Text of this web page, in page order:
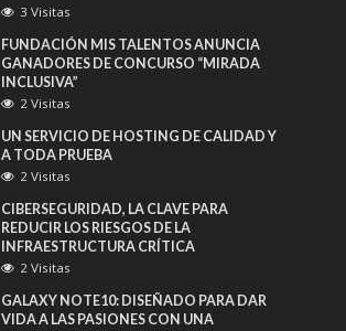
3 Visitas
FUNDACIÓN MIS TALENTOS ANUNCIA
GANADORES DE CONCURSO “MIRADA
INCLUSIVA”
2 Visitas
UN SERVICIO DE HOSTING DE CALIDAD Y
A TODA PRUEBA
2 Visitas
CIBERSEGURIDAD, LA CLAVE PARA
REDUCIR LOS RIESGOS DE LA
INFRAESTRUCTURA CRÍTICA
2 Visitas
GALAXY NOTE10: DISEÑADO PARA DAR
VIDA A LAS PASIONES CON UNA